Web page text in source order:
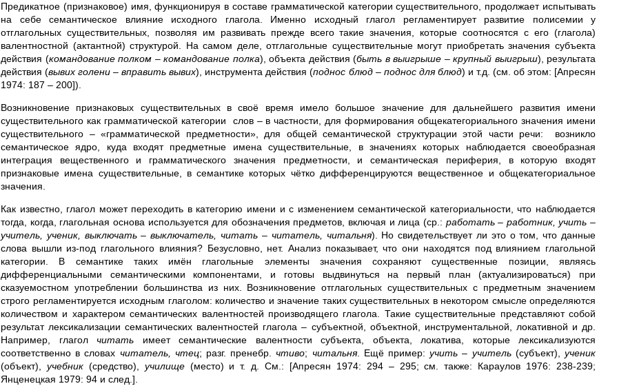
Предикатное (признаковое) имя, функционируя в составе грамматической категории существительного, продолжает испытывать
на себе семантическое влияние исходного глагола. Именно исходный глагол регламентирует развитие полисемии у
отглагольных существительных, позволяя им развивать прежде всего такие значения, которые соотносятся с его (глагола)
валентностной (актантной) структурой. На самом деле, отглагольные существительные могут приобретать значения субъекта
действия (командование полком – командование полка), объекта действия (быть в выигрыше – крупный выигрыш), результата
действия (вывих голени – вправить вывих), инструмента действия (поднос блюд – поднос для блюд) и т.д. (см. об этом: [Апресян
1974: 187 – 200]).
Возникновение признаковых существительных в своё время имело большое значение для дальнейшего развития имени
существительного как грамматической категории слов – в частности, для формирования общекатегориального значения имени
существительного – «грамматической предметности», для общей семантической структурации этой части речи: возникло
семантическое ядро, куда входят предметные имена существительные, в значениях которых наблюдается своеобразная
интеграция вещественного и грамматического значения предметности, и семантическая периферия, в которую входят
признаковые имена существительные, в семантике которых чётко дифференцируются вещественное и общекатегориальное
значения.
Как известно, глагол может переходить в категорию имени и с изменением семантической категориальности, что наблюдается
тогда, когда, глагольная основа используется для обозначения предметов, включая и лица (ср.: работать – работник, учить –
учитель, ученик, выключать – выключатель, читать – читатель, читальня). Но свидетельствует ли это о том, что данные
слова вышли из-под глагольного влияния? Безусловно, нет. Анализ показывает, что они находятся под влиянием глагольной
категории. В семантике таких имён глагольные элементы значения сохраняют существенные позиции, являясь
дифференциальными семантическими компонентами, и готовы выдвинуться на первый план (актуализироваться) при
сказуемостном употреблении большинства из них. Возникновение отглагольных существительных с предметным значением
строго регламентируется исходным глаголом: количество и значение таких существительных в некотором смысле определяются
количеством и характером семантических валентностей производящего глагола. Такие существительные представляют собой
результат лексикализации семантических валентностей глагола – субъектной, объектной, инструментальной, локативной и др.
Например, глагол читать имеет семантические валентности субъекта, объекта, локатива, которые лексикализуются
соответственно в словах читатель, чтец; разг. пренебр. чтиво; читальня. Ещё пример:учить – учитель(субъект),ученик
(объект), учебник (средство), училище (место) и т. д. См.: [Апресян 1974: 294 – 295; см. также: Караулов 1976: 238-239;
Янценецкая 1979: 94 и след.].